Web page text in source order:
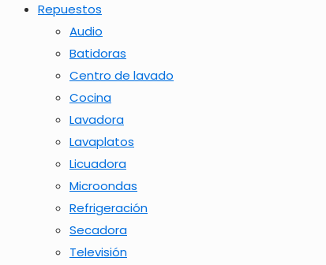
Repuestos
Audio
Batidoras
Centro de lavado
Cocina
Lavadora
Lavaplatos
Licuadora
Microondas
Refrigeración
Secadora
Televisión